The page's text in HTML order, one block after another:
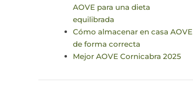
AOVE para una dieta
equilibrada
Cómo almacenar en casa AOVE
de forma correcta
Mejor AOVE Cornicabra 2025